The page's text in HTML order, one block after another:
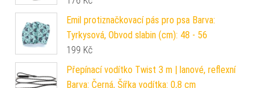
Emil protiznačkovací pás pro psa Barva:
Tyrkysová, Obvod slabin (cm): 48 - 56
199 Kč
Přepínací vodítko Twist 3 m | lanové, reflexní
Barva: Černá, Šířka vodítka: 0,8 cm